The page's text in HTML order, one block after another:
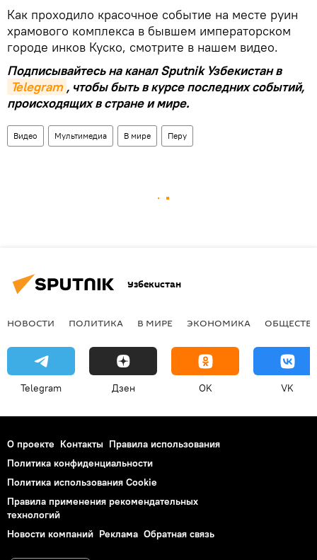
Как проходило красочное событие на месте руин
храмового комплекса в бывшем императорском
городе инков Куско, смотрите в нашем видео.
Подписывайтесь на канал Sputnik Узбекистан в
Telegram , чтобы быть в курсе последних событий,
происходящих в стране и мире.
Видео Мультимедиа В мире Перу
Узбекистан
НОВОСТИ ПОЛИТИКА В МИРЕ ЭКОНОМИКА
Telegram Дзен OK VK
О проекте Контакты Правила использования
Политика конфиденциальности
Политика использования Cookie
Правила применения рекомендательных
технологий
Новости компаний Реклама Обратная связь